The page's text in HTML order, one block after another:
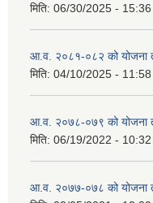
मिति: 06/30/2025 - 15:36
आ.व. २०८१-०८२ को योजना
मिति: 04/10/2025 - 11:58
आ.व. २०७८-०७९ को योजना
मिति: 06/19/2022 - 10:32
आ.व. २०७७-०७८ को योजना